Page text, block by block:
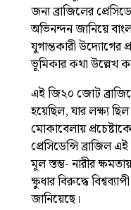
জন্য ব্রাজিলের
অভিনন্দন জানিয়ে
যুগান্তকারী উদ্যোগের
ভূমিকার কথা উল্লেখ
এই জি২০ জোট
হয়েছিল, যার লক্ষ্য ছিল
মোকাবেলায়
প্রেসিডেন্সি ব্রাজিল
মূল স্তম্ভ- নারীর
ক্ষুধার বিরুদ্ধে
জানিয়েছে।